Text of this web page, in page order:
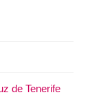
de Tenerife